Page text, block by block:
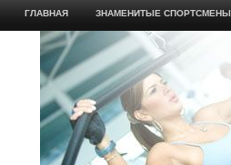
ГЛАВНАЯ ЗНАМЕНИТЫЕ СПОРТСМЕНЫ